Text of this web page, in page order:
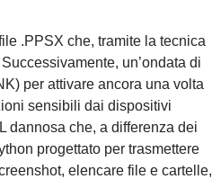
.PPSX che, tramite la tecnica
un’ondata di
per attivare ancora una volta
sensibili dai dispositivi
dannosa che, a differenza dei
progettato per trasmettere
elencare file e cartelle,